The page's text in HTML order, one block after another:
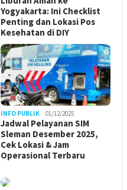
Yogyakarta: Ini Checklist
Penting dan Lokasi Pos
Kesehatan di DIY
INFO PUBLIK 01/12/2025
Jadwal Pelayanan SIM
Sleman Desember 2025,
Cek Lokasi & Jam
Operasional Terbaru